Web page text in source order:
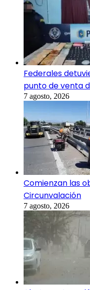
Federales
punto de venta
7 agosto, 2026
Comienzan las
Circunvalación
7 agosto, 2026